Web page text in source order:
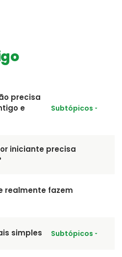
precisa
e
Subtópicos
iniciante precisa
realmente fazem
simples Subtópicos